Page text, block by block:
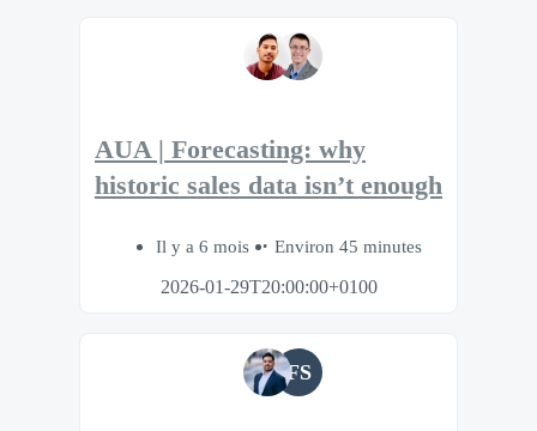
AUA | Forecasting: why
historic sales data isn’t enough
Il y a 6 mois
Environ 45 minutes
2026-01-29T20:00:00+0100
FS